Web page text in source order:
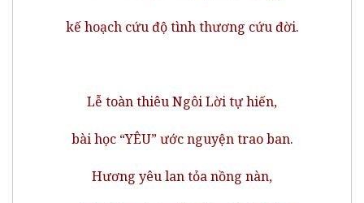
kế hoạch cứu độ tình thương cứu đời.
Lễ toàn thiêu Ngôi Lời tự hiến,
bài học “YÊU” ước nguyện trao ban.
Hương yêu lan tỏa nồng nàn,